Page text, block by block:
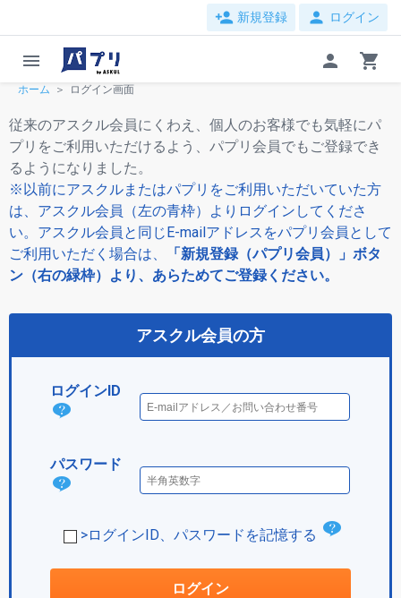
person_add 新規登録 person ログイン
menu person shopping_cart
ホーム ログイン画面
従来のアスクル会員にくわえ、個人のお客様でも気軽にパ
プリをご利用いただけるよう、パプリ会員でもご登録でき
るようになりました。
※以前にアスクルまたはパプリをご利用いただいていた方
は、アスクル会員（左の青枠）よりログインしてくださ
い。アスクル会員と同じE-mailアドレスをパプリ会員として
ご利用いただく場合は、
「新規登録（パプリ会員）」ボタ
ン（右の緑枠）より、あらためてご登録ください。
アスクル会員の方
ログインID
ログ
IDと
パスワード
パス
ド
は？
>ログインID、パスワードを記憶する
ログイン